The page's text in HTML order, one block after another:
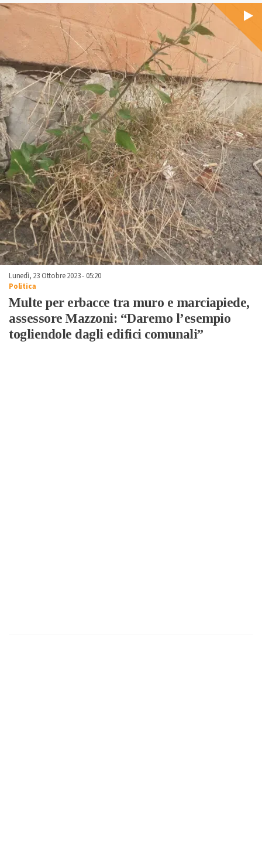
Lunedì, 23 Ottobre 2023 - 05:20
Politica
Multe per erbacce tra muro e marciapiede,
assessore Mazzoni: “Daremo l’esempio
togliendole dagli edifici comunali”